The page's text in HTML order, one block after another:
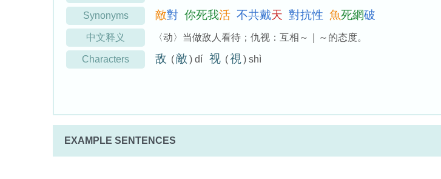
Synonyms 敵對 你死我活 不共戴天 對抗性 魚死網破
中文释义 〈动〉当做敌人看待；仇视：互相～｜～的态度。
Characters 敌 (敵 ) dí 视 (視 ) shì
EXAMPLE SENTENCES